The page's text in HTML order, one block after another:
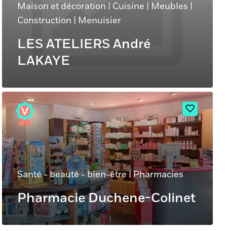
Maison et décoration | Cuisine | Meubles |
Construction | Menuisier
LES ATELIERS André
LAKAYE
Santé - beauté - bien-être|Pharmacies
Pharmacie Duchene-Colinet